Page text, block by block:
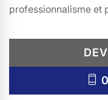
professionnalisme et